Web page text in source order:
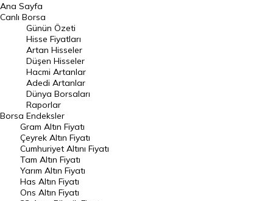
BIST 100 Hisseleri
En Çok Artan Hisseler
En Çok Düşen Hisseler
Hacmi Artanlar
Geçmiş Kapanışlar
Dünya Borsaları
Raporlar
Endeksler
DÖVİZ
Döviz Kuru
Ana Sayfa
Canlı Borsa
Borsa
Günün Özeti
Hisse Fiyatları
Artan Hisseler
Düşen Hisseler
Hacmi Artanlar
Adedi Artanlar
Dünya Borsaları
Raporlar
Endeksler
Gram Altın Fiyatı
Çeyrek Altın Fiyatı
Cumhuriyet Altını Fiyatı
Tam Altın Fiyatı
Yarım Altın Fiyatı
Has Altın Fiyatı
Ons Altın Fiyatı